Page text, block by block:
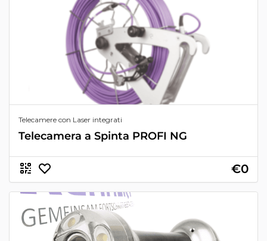
Telecamere con Laser integrati
Telecamera a Spinta PROFI NG
€0